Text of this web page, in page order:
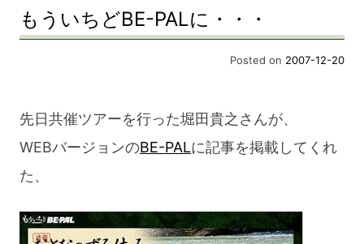
もういちどBE-PALに・・・
Posted on 2007-12-20
先日共催ツアーを行った堀田貴之さんが、
WEBバージョンのBE-PALに記事を掲載してくれ
た、